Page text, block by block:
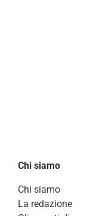
Chi siamo
Chi siamo
La redazione